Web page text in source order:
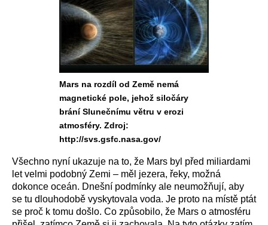
Mars na rozdíl od Země nemá
magnetické pole, jehož siločáry
brání Slunečnímu větru v erozi
atmosféry. Zdroj:
http://svs.gsfc.nasa.gov/
Všechno nyní ukazuje na to, že Mars byl před miliardami
let velmi podobný Zemi – měl jezera, řeky, možná
dokonce oceán. Dnešní podmínky ale neumožňují, aby
se tu dlouhodobě vyskytovala voda. Je proto na místě ptát
se proč k tomu došlo. Co způsobilo, že Mars o atmosféru